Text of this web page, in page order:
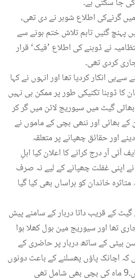
جا سکتی ہے۔
گرنےکی اطلاع شوہر نے دی تھی،
پہنچ گئیں تاہم تلاش ختم ہونے سے
نے ڈوبنے کی اطلاع ’فیک‘ قرار
کردی تھی۔
سےہی انکار کردیا تھا اور انہوں نے کہا
ڈوبنا تکنیکی طور پر ممکن ہی نہیں
گیٹ میں سیوریج لائن میں گر کر
بھائی اور ننھی بچی کے ماموں نے
اور حقائق چھپانے پر متعلقہ
آئی آر درج کرانے کا اعلان کیا اہلِ
نے اپنی غفلت چھپانے کے لیے نہ صرف
متاثرہ خاندان کو ہراساں بھی کیا گیا
کے قریب داتا دربار کے سامنے پیش
تھا اور سیوریج مین ہول کھلا ہوا
بیٹی کے ساتھ دربار پر حاضری کے
کہ اچانک پاؤں پھسلنے کے باعث دونوں